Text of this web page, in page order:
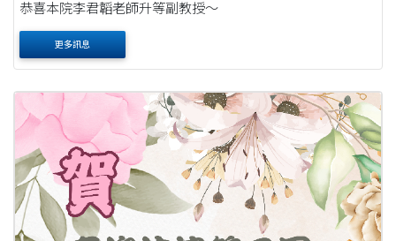
恭喜本院李君韜老師升等副教授～
更多訊息